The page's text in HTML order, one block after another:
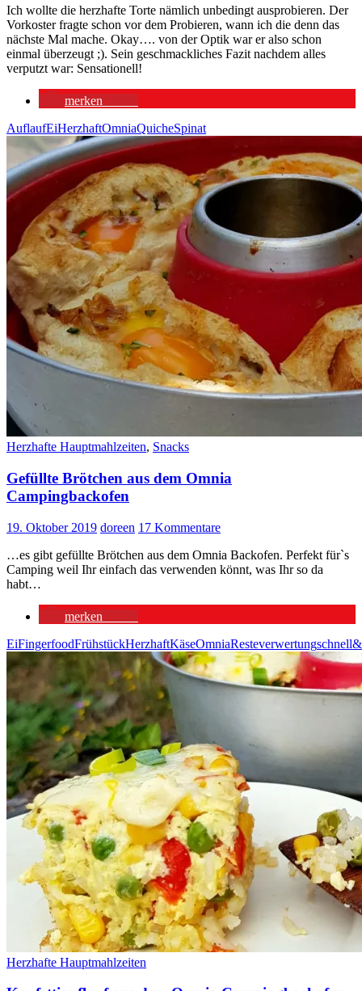
Ich wollte die herzhafte Torte nämlich unbedingt ausprobieren. Der
Vorkoster fragte schon vor dem Probieren, wann ich die denn das
nächste Mal mache. Okay…. von der Optik war er also schon
einmal überzeugt ;). Sein geschmackliches Fazit nachdem alles
verputzt war: Sensationell!
merken
AuflaufEiHerzhaftOmniaQuicheSpinat
Herzhafte Hauptmahlzeiten, Snacks
Gefüllte Brötchen aus dem Omnia
Campingbackofen
19. Oktober 2019 doreen 17 Kommentare
…es gibt gefüllte Brötchen aus dem Omnia Backofen. Perfekt fürˋs
Camping weil Ihr einfach das verwenden könnt, was Ihr so da
habt…
merken
EiFingerfoodFrühstückHerzhaftKäseOmniaResteverwertung
Herzhafte Hauptmahlzeiten